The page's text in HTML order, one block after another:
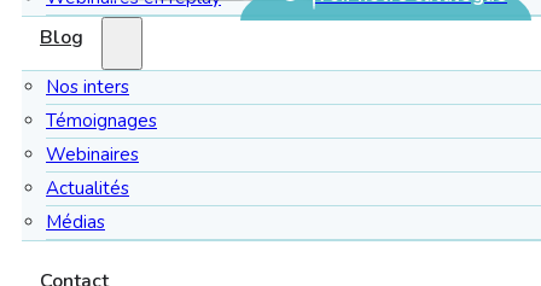
Blog
Nos inters
Témoignages
Webinaires
Actualités
Médias